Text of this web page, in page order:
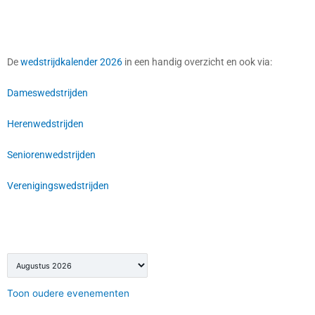
Dewedstrijdkalender 2026 in een handig overzicht en ook via:
Dameswedstrijden
Herenwedstrijden
Seniorenwedstrijden
Verenigingswedstrijden
Maand
selecteren
Toon oudere evenementen